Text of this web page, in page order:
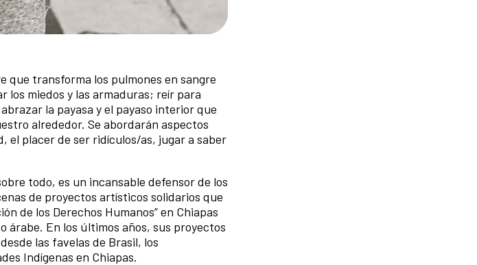
que transforma los pulmones en sangre
los miedos y las armaduras; reír para
la payasa y el payaso interior que
alrededor. Se abordarán aspectos
el placer de ser ridículos/as, jugar a saber
todo, es un incansable defensor de los
de proyectos artísticos solidarios que
de los Derechos Humanos” en Chiapas
árabe. En los últimos años, sus proyectos
las favelas de Brasil, los
Indígenas en Chiapas.